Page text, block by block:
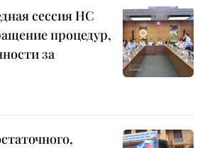
сессия НС
процедур,
за